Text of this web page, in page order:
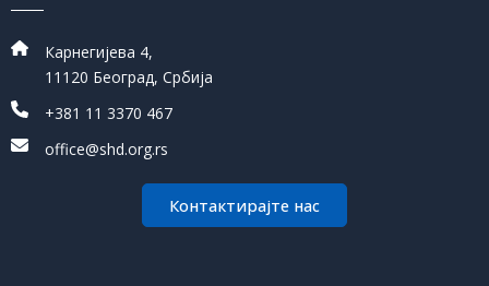
Карнегијева 4,
11120 Београд, Србија
+381 11 3370 467
office@shd.org.rs
Контактирајте нас